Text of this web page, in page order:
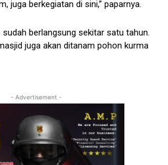
juga berkegiatan di sini,” paparnya.
berlangsung sekitar satu tahun.
juga akan ditanam pohon kurma
- Advertisement -